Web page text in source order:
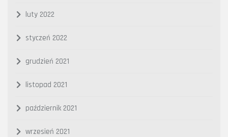
luty 2022
styczeń 2022
grudzień 2021
listopad 2021
październik 2021
wrzesień 2021